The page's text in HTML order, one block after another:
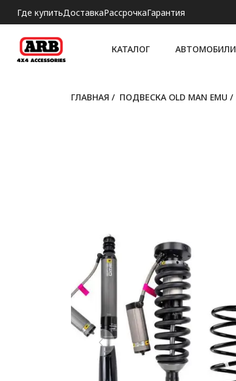
Где купитьДоставкаРассрочкаГарантия
КАТАЛОГ АВТОМОБИЛИ
ГЛАВНАЯ / ПОДВЕСКА OLD MAN EMU /